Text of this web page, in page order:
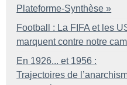
Plateforme-Synthèse »
Football : La FIFA et les
marquent contre notre
En 1926... et 1956 :
Trajectoires de